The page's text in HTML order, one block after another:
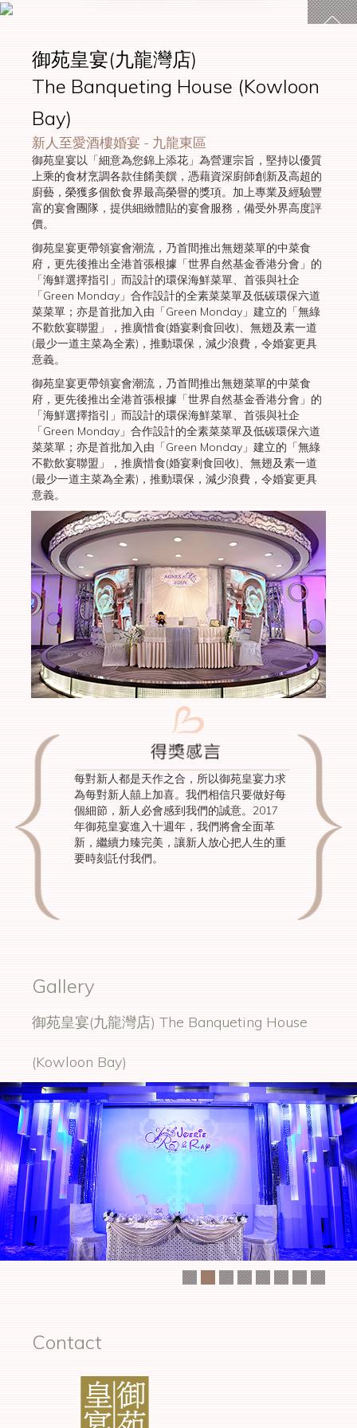
御苑皇宴(九龍灣店)
The Banqueting House (Kowloon
Bay)
新人至愛酒樓婚宴 - 九龍東區
御苑皇宴以「細意為您錦上添花」為營運宗旨，堅持以優質
上乘的食材烹調各款佳餚美饌，憑藉資深廚師創新及高超的
廚藝，榮獲多個飲食界最高榮譽的獎項。加上專業及經驗豐
富的宴會團隊，提供細緻體貼的宴會服務，備受外界高度評
價。
御苑皇宴更帶領宴會潮流，乃首間推出無翅菜單的中菜食
府，更先後推出全港首張根據「世界自然基金香港分會」的
「海鮮選擇指引」而設計的環保海鮮菜單、首張與社企
「Green Monday」合作設計的全素菜菜單及低碳環保六道
菜菜單；亦是首批加入由「Green Monday」建立的「無綠
不歡飲宴聯盟」，推廣惜食(婚宴剩食回收)、無翅及素一道
(最少一道主菜為全素)，推動環保，減少浪費，令婚宴更具
意義。
御苑皇宴更帶領宴會潮流，乃首間推出無翅菜單的中菜食
府，更先後推出全港首張根據「世界自然基金香港分會」的
「海鮮選擇指引」而設計的環保海鮮菜單、首張與社企
「Green Monday」合作設計的全素菜菜單及低碳環保六道
菜菜單；亦是首批加入由「Green Monday」建立的「無綠
不歡飲宴聯盟」，推廣惜食(婚宴剩食回收)、無翅及素一道
(最少一道主菜為全素)，推動環保，減少浪費，令婚宴更具
意義。
每對新人都是天作之合，所以御苑皇宴力求
為每對新人囍上加喜。我們相信只要做好每
個細節，新人必會感到我們的誠意。2017
年御苑皇宴進入十週年，我們將會全面革
新，繼續力臻完美，讓新人放心把人生的重
要時刻託付我們。
Gallery
御苑皇宴(九龍灣店) The Banqueting House
(Kowloon Bay)
Contact